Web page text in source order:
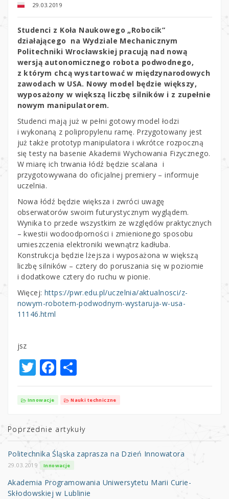
29.03.2019
Studenci z Koła Naukowego „Robocik”
działającego na Wydziale Mechanicznym
Politechniki Wrocławskiej pracują nad nową
wersją autonomicznego robota podwodnego,
z którym chcą wystartować w międzynarodowych
zawodach w USA. Nowy model będzie większy,
wyposażony w większą liczbę silników i z zupełnie
nowym manipulatorem.
Studenci mają już w pełni gotowy model łodzi
i wykonaną z polipropylenu ramę. Przygotowany jest
już także prototyp manipulatora i wkrótce rozpoczną
się testy na basenie Akademii Wychowania Fizycznego.
W miarę ich trwania łódź będzie scalana i
przygotowywana do oficjalnej premiery – informuje
uczelnia.
Nowa łódź będzie większa i zwróci uwagę
obserwatorów swoim futurystycznym wyglądem.
Wynika to przede wszystkim ze względów praktycznych
– kwestii wodoodporności i zmienionego sposobu
umieszczenia elektroniki wewnątrz kadłuba.
Konstrukcja będzie lżejsza i wyposażona w większą
liczbę silników – cztery do poruszania się w poziomie
i dodatkowe cztery do ruchu w pionie.
Więcej: https://pwr.edu.pl/uczelnia/aktualnosci/z-
nowym-robotem-podwodnym-wystaruja-w-usa-
11146.html
jsz
T
w
it
r
F
a
b
o
o
k
S
h
ar
Innowacje Nauki techniczne
Poprzednie artykuły
Politechnika Śląska zaprasza na Dzień Innowatora
29.03.2019 Innowacje
Akademia Programowania Uniwersytetu Marii Curie-
Skłodowskiej w Lublinie